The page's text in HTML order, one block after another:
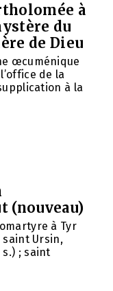
à
du
de Dieu
œcuménique
de la
à la
(nouveau)
à Tyr
saint Ursin,
s.) ; saint